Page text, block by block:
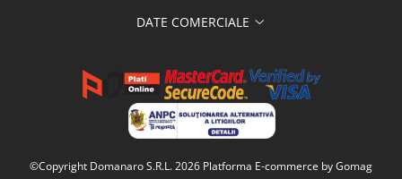
DATE COMERCIALE
©Copyright Domanaro S.R.L. 2026 Platforma E-commerce by Gomag